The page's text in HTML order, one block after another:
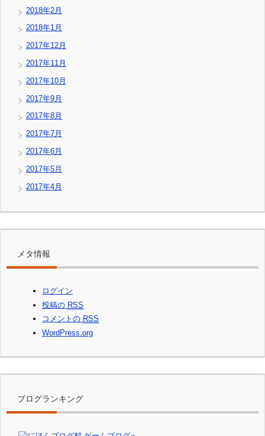
2018年2月
2018年1月
2017年12月
2017年11月
2017年10月
2017年9月
2017年8月
2017年7月
2017年6月
2017年5月
2017年4月
メタ情報
ログイン
投稿の RSS
コメントの RSS
WordPress.org
ブログランキング